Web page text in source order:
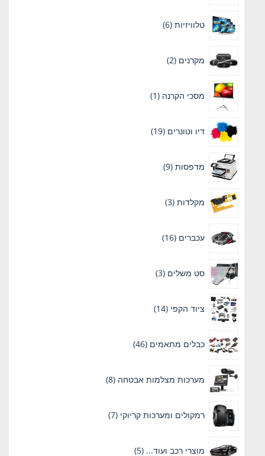
טלוויזיות 6מוצרים
מקרנים 2מוצרים
מסכי הקרנה 1
1
דיו וטונרים 19מוצרים
מדפסות 9מוצרים
מקלדות 3מוצרים
עכברים 16מוצרים
סט משלים 3מוצרים
ציוד הקפי 14מוצרים
כבלים מתאמים 46מוצרים
מערכות מצלמות אבטחה 8מוצרים
רמקולים ומערכות קריוקי 7מוצרים
מוצרי רכב ועוד... 5